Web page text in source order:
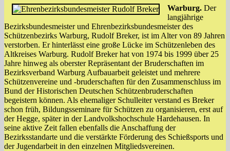
Warburg. Der
langjährige
Bezirksbundesmeister und Ehrenbezirksbundesmeister des
Schützenbezirks Warburg, Rudolf Breker, ist im Alter von 89 Jahren
verstorben. Er hinterlässt eine große Lücke im Schützenleben des
Altkreises Warburg. Rudolf Breker hat von 1974 bis 1999 über 25
Jahre hinweg als oberster Repräsentant der Bruderschaften im
Bezirksverband Warburg Aufbauarbeit geleistet und mehrere
Schützenvereine und -bruderschaften für den Zusammenschluss im
Bund der Historischen Deutschen Schützenbruderschaften
begeistern können. Als ehemaliger Schulleiter verstand es Breker
schon früh, Bildungsseminare für Schützen zu organisieren, erst auf
der Hegge, später in der Landvolkshochschule Hardehausen. In
seine aktive Zeit fallen ebenfalls die Anschaffung der
Bezirksstandarte und die verstärkte Förderung des Schießsports und
der Jugendarbeit in den einzelnen Mitgliedsvereinen.